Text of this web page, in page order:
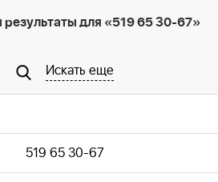
для «519 65 30-67»
Искать еще
519 65 30-67